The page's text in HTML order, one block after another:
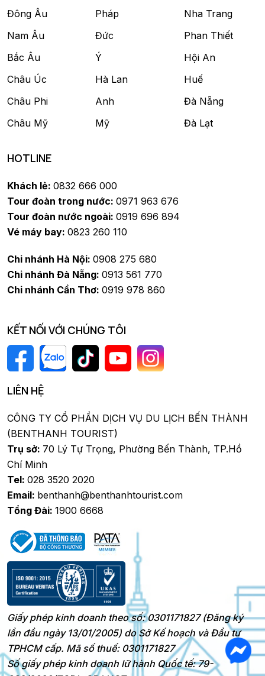
Đông Âu
Nam Âu
Bắc Âu
Châu Úc
Châu Phi
Châu Mỹ
Pháp
Đức
Ý
Hà Lan
Anh
Mỹ
Nha Trang
Phan Thiết
Hội An
Huế
Đà Nẵng
Đà Lạt
HOTLINE
Khách lẻ: 0832 666 000
Tour đoàn trong nước: 0971 963 676
Tour đoàn nước ngoài: 0919 696 894
Vé máy bay: 0823 260 110
Chi nhánh Hà Nội: 0908 275 680
Chi nhánh Đà Nẵng: 0913 561 770
Chi nhánh Cần Thơ: 0919 978 860
KẾT NỐI VỚI CHÚNG TÔI
LIÊN HỆ
CÔNG TY CỔ PHẦN DỊCH VỤ DU LỊCH BẾN THÀNH
(BENTHANH TOURIST)
Trụ sở: 70 Lý Tự Trọng, Phường Bến Thành, TP.Hồ
Chí Minh
Tel: 028 3520 2020
Email: benthanh@benthanhtourist.com
Tổng Đài: 1900 6668
Giấy phép kinh doanh theo số: 0301171827 (Đăng ký
lần đầu ngày 13/01/2005) do Sở Kế hoạch và Đầu tư
TPHCM cấp. Mã số thuế: 0301171827
Số giấy phép kinh doanh lữ hành Quốc tế: 79-